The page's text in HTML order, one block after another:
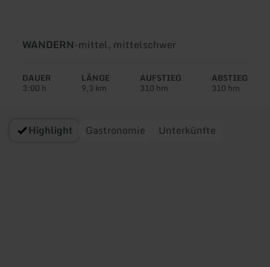
Art
Tour:
WANDERN-Schwierigkeit:
mittel, mittelschwer
DAUER
3:00 h
LÄNGE
9,3 km
AUFSTIEG
310 hm
ABSTIEG
310 hm
Highlight Gastronomie Unterkünfte